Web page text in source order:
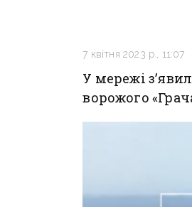
7 квітня 2023 р., 11:07
У мережі
ворожого